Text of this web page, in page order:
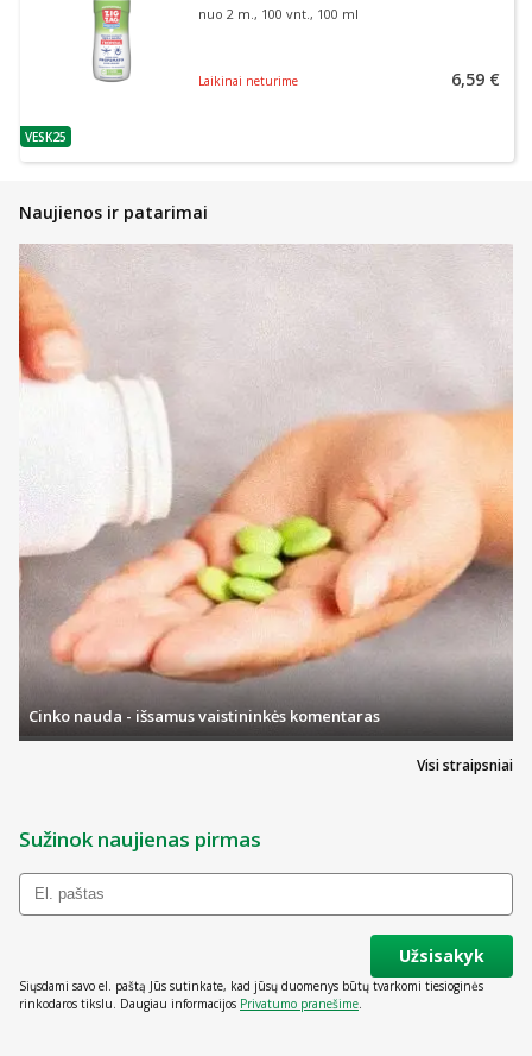
patarimas
VESK25
nuo 2 m., 100 vnt., 100 ml
Laikinai neturime 6,59 €
Naujienos ir patarimai
Visi straipsniai
Cinko nauda - išsamus vaistininkės komentaras
Sužinok naujienas pirmas
Užsisakyk
Siųsdami savo el. paštą Jūs sutinkate, kad jūsų duomenys būtų tvarkomi tiesioginės
rinkodaros tikslu. Daugiau informacijos Privatumo pranešime.